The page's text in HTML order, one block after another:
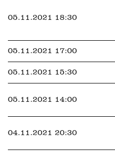
05.11.2021 18:30
05.11.2021 17:00
05.11.2021 15:30
05.11.2021 14:00
04.11.2021 20:30